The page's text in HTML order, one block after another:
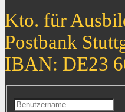
Kto. für
Postbank
IBAN: DE23